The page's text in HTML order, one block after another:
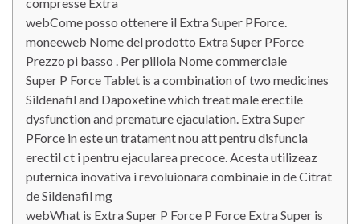
compresse Extra
webCome posso ottenere il Extra Super PForce.
moneeweb Nome del prodotto Extra Super PForce
Prezzo pi basso . Per pillola Nome commerciale
Super P Force Tablet is a combination of two medicines
Sildenafil and Dapoxetine which treat male erectile
dysfunction and premature ejaculation. Extra Super
PForce in este un tratament nou att pentru disfuncia
erectil ct i pentru ejacularea precoce. Acesta utilizeaz
puternica inovativa i revoluionara combinaie in de Citrat
de Sildenafil mg
webWhat is Extra Super P Force P Force Extra Super is